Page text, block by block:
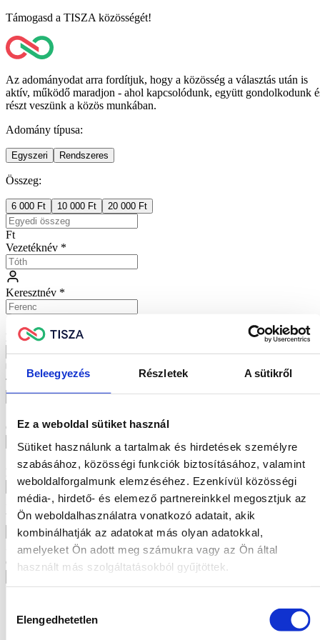
Beleegyezés Részletek A sütikről
Ez a weboldal sütiket használ
Sütiket használunk a tartalmak és hirdetések személyre
szabásához, közösségi funkciók biztosításához, valamint
weboldalforgalmunk elemzéséhez. Ezenkívül közösségi
média-, hirdető- és elemező partnereinkkel megosztjuk az
Ön weboldalhasználatra vonatkozó adatait, akik
kombinálhatják az adatokat más olyan adatokkal,
amelyeket Ön adott meg számukra vagy az Ön által
használt más szolgáltatásokból gyűjtöttek.
kiválasztása
Elengedhetetlen
Támogasd a TISZA közösségét!
Az adományodat arra fordítjuk, hogy a közösség a választás után is
aktív, működő maradjon - ahol kapcsolódunk, együtt gondolkodunk
részt veszünk a közös munkában.
Adomány típusa:
Egyszeri Rendszeres
Összeg:
6 000 Ft 10 000 Ft 20 000 Ft
Ft
Vezetéknév *
Keresztnév *
E-mail cím *
Telefonszám
Cím keresése
Város
Cím